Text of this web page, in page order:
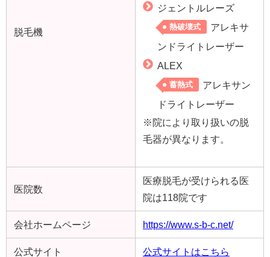
脱毛機
ジェントルレーズ
熱破壊式
アレキサ
ンドライトレーザー
ALEX
蓄熱式
アレキサン
ドライトレーザー
※院により取り扱いの脱
毛器が異なります。
医院数
医療脱毛が受けられる医
院は118院です
会社ホームページ https://www.s-b-c.net/
公式サイト 公式サイトはこちら